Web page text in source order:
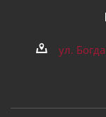
ул.